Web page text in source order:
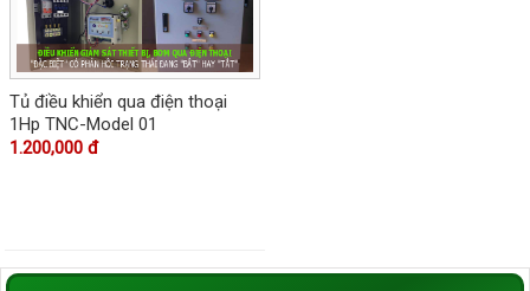
Tủ điều khiển qua điện thoại
1Hp TNC-Model 01
1.200,000 đ